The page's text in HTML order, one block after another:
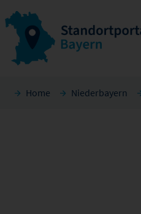
Home Niederbayern